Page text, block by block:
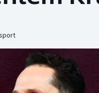
Boby a skeleton